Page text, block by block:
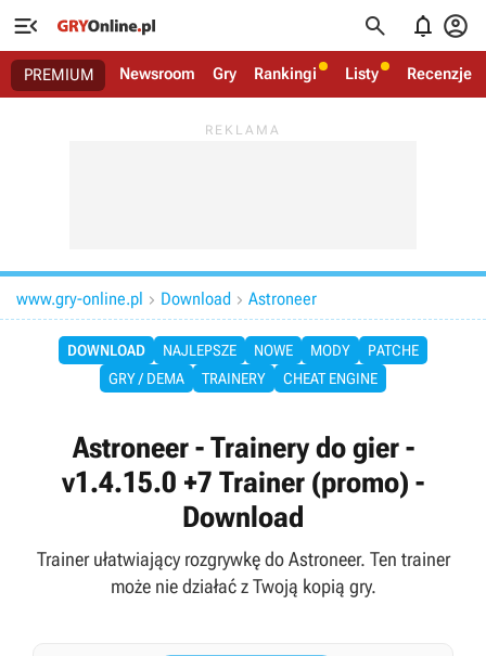
   
PREMIUM Newsroom Gry Rankingi Listy Recenzje
www.gry-online.pl  Download  Astroneer
DOWNLOAD NAJLEPSZE NOWE MODY
PATCHE
GRY / DEMA
TRAINERY CHEAT ENGINE
Astroneer - Trainery do gier -
v1.4.15.0 +7 Trainer (promo) -
Download
Trainer ułatwiający rozgrywkę do Astroneer. Ten trainer
może nie działać z Twoją kopią gry.